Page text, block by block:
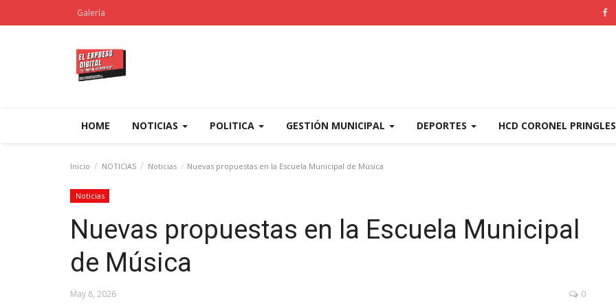
Galería
HOME NOTICIAS POLITICA GESTIÓN MUNICIPAL DEPORTES HCD CORONEL PRINGLES
Inicio NOTICIAS Noticias Nuevas propuestas en la Escuela Municipal de Música
Noticias
Nuevas propuestas en la Escuela Municipal
de Música
May 8, 2026 0